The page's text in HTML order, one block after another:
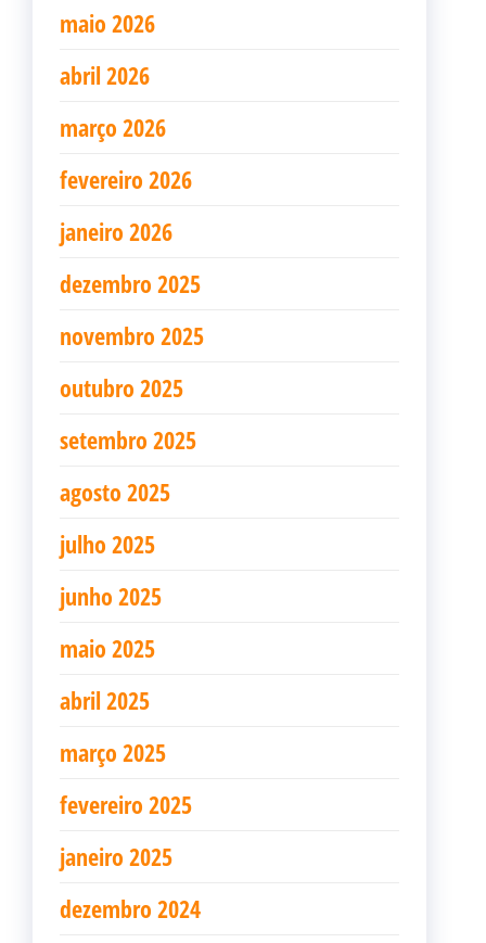
maio 2026
abril 2026
março 2026
fevereiro 2026
janeiro 2026
dezembro 2025
novembro 2025
outubro 2025
setembro 2025
agosto 2025
julho 2025
junho 2025
maio 2025
abril 2025
março 2025
fevereiro 2025
janeiro 2025
dezembro 2024